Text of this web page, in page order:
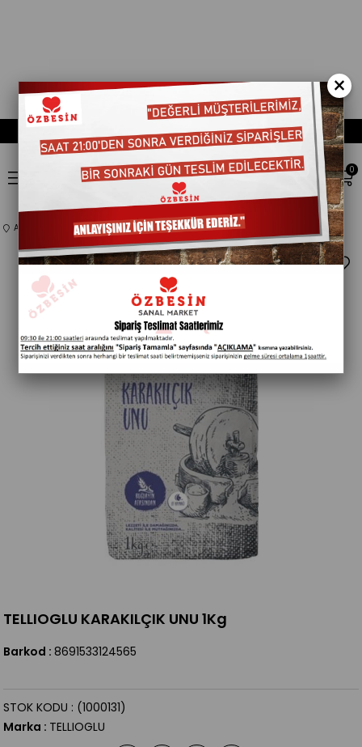
0
Anasayfa TEMEL GIDA UNLAR 401523 TELLIOGLU KARAKILÇIK UNU 1Kg
TELLIOGLU KARAKILÇIK UNU 1Kg
Barkod : 8691533124565
(1000131)
STOK KODU
Marka : TELLIOGLU
×